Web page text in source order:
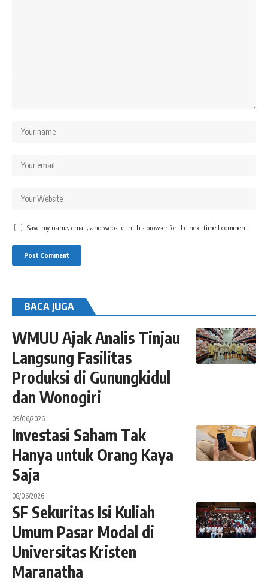
Save my name, email, and website in this browser for the next time I comment.
BACA JUGA
WMUU Ajak Analis Tinjau
Langsung Fasilitas
Produksi di Gunungkidul
dan Wonogiri
09/06/2026
Investasi Saham Tak
Hanya untuk Orang Kaya
Saja
08/06/2026
SF Sekuritas Isi Kuliah
Umum Pasar Modal di
Universitas Kristen
Maranatha